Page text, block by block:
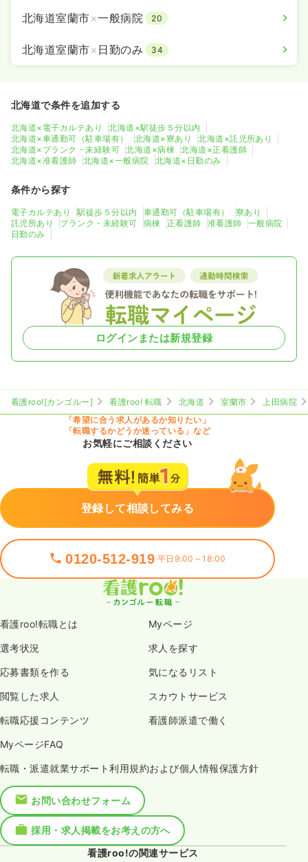
北海道室蘭市×一般病院 20
北海道室蘭市× 日勤のみ 34
北海道で条件を追加する
北海道×電子カルテあり
北海道×駅徒歩５分以内
北海道×車通勤可（駐車場有）
北海道×寮あり
北海道×託児所あり
北海道×ブランク・未経験可
北海道×病棟
北海道×正看護師
北海道×准看護師
北海道×一般病院 北海道×日勤のみ
条件から探す
電子カルテあり 駅徒歩５分以内 車通勤可（駐車場有）
寮あり
託児所あり
ブランク・未経験可 病棟 正看護師 准看護師
一般病院
日勤のみ
ログインまたは新規登録
看護roo![カンゴルー] 看護roo! 転職 北海道 室蘭市
上田病院
「希望に合う求人があるか知りたい」
「転職するかどうか迷っている」など
お気軽にご相談ください
登録して相談してみる
0120-512-919 平日9:00～18:00
看護roo!転職とは Myページ
選考状況 求人を探す
応募書類を作る 気になるリスト
閲覧した求人 スカウトサービス
転職応援コンテンツ 看護師派遣で働く
MyページFAQ
転職・派遣就業サポート利用規約および個人情報保護方針
お問い合わせフォーム
採用・求人掲載をお考えの方へ
看護roo!の関連サービス